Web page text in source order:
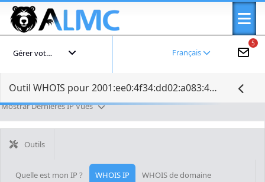
5
Français
Gérer votre compte
Outil WHOIS pour 2001:ee0:4f34:dd02:a083:41c6:b1c6:a9a6
Mostrar Dernières IP Vues
Outils
Quelle est mon IP ? WHOIS IP WHOIS de domaine